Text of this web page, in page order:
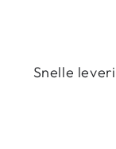
Snelle